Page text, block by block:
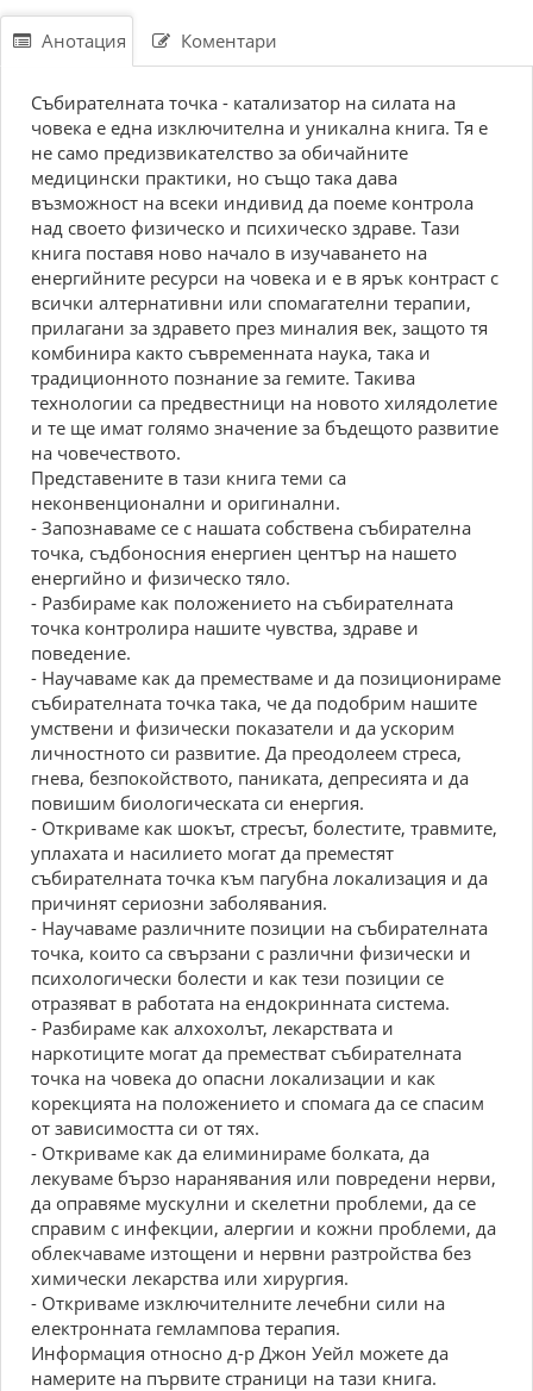
Анотация Коментари
Събирателната точка - катализатор на силата на
човека е една изключителна и уникална книга. Тя е
не само предизвикателство за обичайните
медицински практики, но също така дава
възможност на всеки индивид да поеме контрола
над своето физическо и психическо здраве. Тази
книга поставя ново начало в изучаването на
енергийните ресурси на човека и е в ярък контраст с
всички алтернативни или спомагателни терапии,
прилагани за здравето през миналия век, защото тя
комбинира както съвременната наука, така и
традиционното познание за гемите. Такива
технологии са предвестници на новото хилядолетие
и те ще имат голямо значение за бъдещото развитие
на човечеството.
Представените в тази книга теми са
неконвенционални и оригинални.
- Запознаваме се с нашата собствена събирателна
точка, съдбоносния енергиен център на нашето
енергийно и физическо тяло.
- Разбираме как положението на събирателната
точка контролира нашите чувства, здраве и
поведение.
- Научаваме как да преместваме и да позиционираме
събирателната точка така, че да подобрим нашите
умствени и физически показатели и да ускорим
личностното си развитие. Да преодолеем стреса,
гнева, безпокойството, паниката, депресията и да
повишим биологическата си енергия.
- Откриваме как шокът, стресът, болестите, травмите,
уплахата и насилието могат да преместят
събирателната точка към пагубна локализация и да
причинят сериозни заболявания.
- Научаваме различните позиции на събирателната
точка, които са свързани с различни физически и
психологически болести и как тези позиции се
отразяват в работата на ендокринната система.
- Разбираме как алхохолът, лекарствата и
наркотиците могат да преместват събирателната
точка на човека до опасни локализации и как
корекцията на положението и спомага да се спасим
от зависимостта си от тях.
- Откриваме как да елиминираме болката, да
лекуваме бързо наранявания или повредени нерви,
да оправяме мускулни и скелетни проблеми, да се
справим с инфекции, алергии и кожни проблеми, да
облекчаваме изтощени и нервни разтройства без
химически лекарства или хирургия.
- Откриваме изключителните лечебни сили на
електронната гемлампова терапия.
Информация относно д-р Джон Уейл можете да
намерите на първите страници на тази книга.